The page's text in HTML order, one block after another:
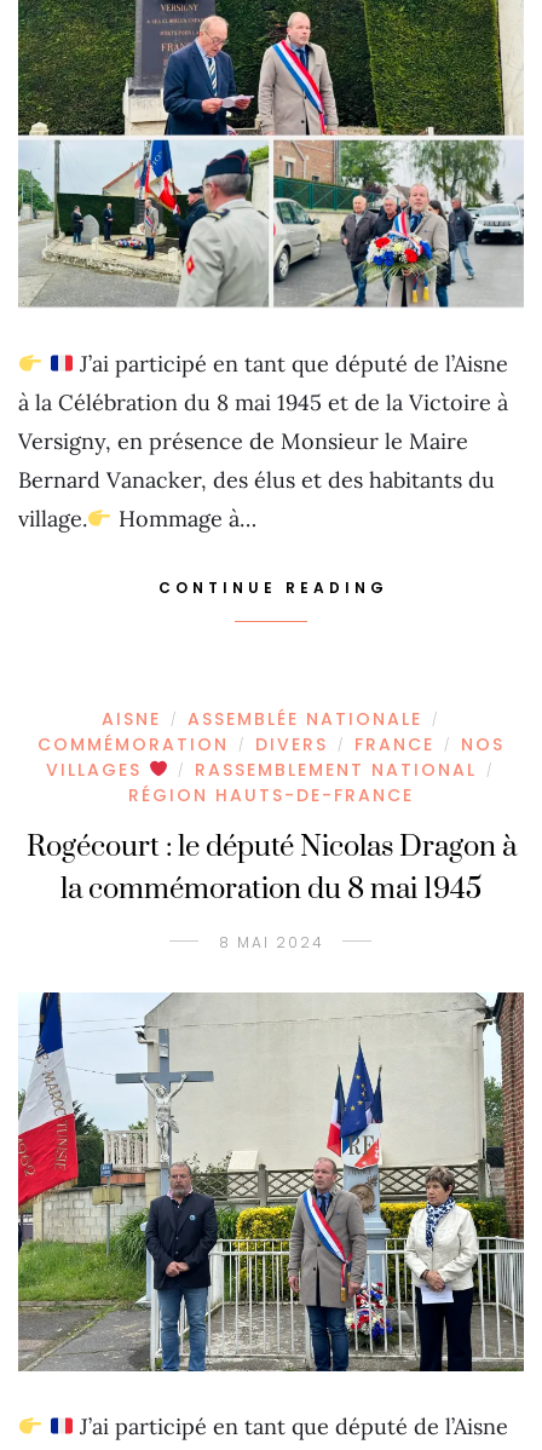
J’ai participé en tant que député de l’Aisne
à la Célébration du 8 mai 1945 et de la Victoire à
Versigny, en présence de Monsieur le Maire
Bernard Vanacker, des élus et des habitants du
village.
Hommage à…
CONTINUE READING
AISNE / ASSEMBLÉE NATIONALE /
COMMÉMORATION / DIVERS / FRANCE /
NOS
VILLAGES
/ RASSEMBLEMENT NATIONAL /
RÉGION HAUTS-DE-FRANCE
Rogécourt : le député Nicolas Dragon à
la commémoration du 8 mai 1945
8 MAI 2024
J’ai participé en tant que député de l’Aisne